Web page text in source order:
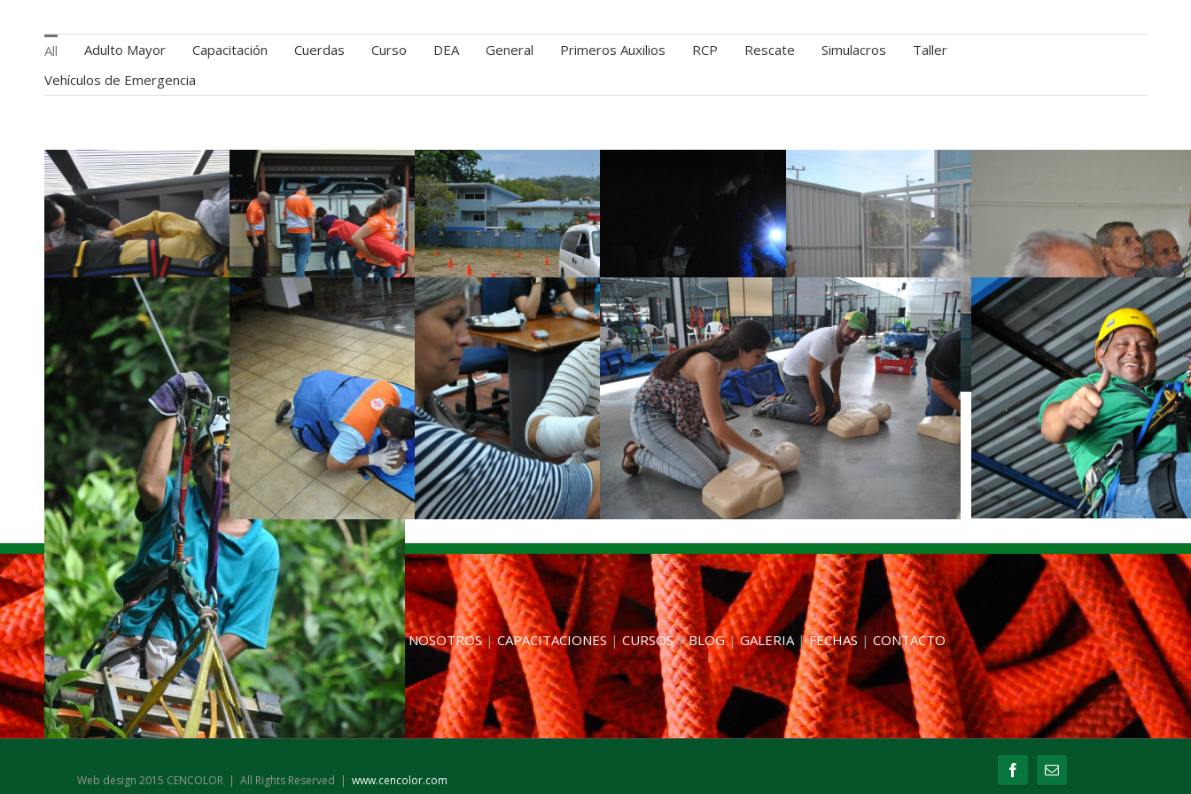
All Adulto Mayor Capacitación Cuerdas Curso DEA General Primeros Auxilios RCP Rescate Simulacros
Taller
Vehículos de Emergencia
INICIO |NOSOTROS|CAPACITACIONES|CURSOS|BLOG|GALERIA|FECHAS| CONTACTO
Web design 2015 CENCOLOR | All Rights Reserved | www.cencolor.com